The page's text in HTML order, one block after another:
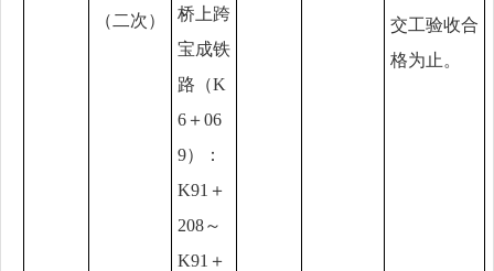
（二次）
桥上跨
宝成铁
路 （K
6＋06
9）：
K91＋
208～
K91＋
交工验收合
格为止。